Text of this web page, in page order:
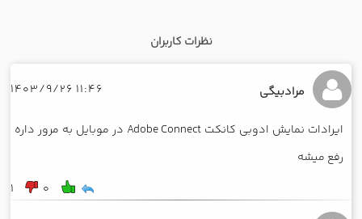
نظرات کاربران
مرادبیگی 11:46 1403/9/26
ایرادات نمایش ادوبی کانکت Adobe Connect در موبایل به مرور داره
رفع میشه
0
1